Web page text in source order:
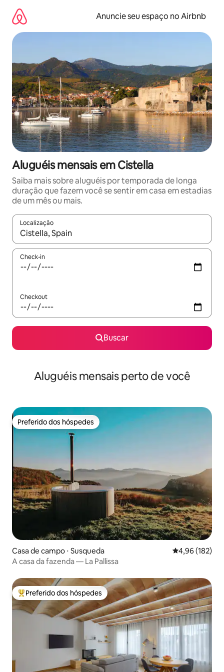
para
conteúdo
Anuncie seu espaço no Airbnb
Aluguéis mensais em Cistella
Saiba mais sobre aluguéis por temporada de longa
duração que fazem você se sentir em casa em estadias
de um mês ou mais.
Localização
Quando os resultados estiverem disponíveis, explore-os
Check-in
Checkout
Buscar
Aluguéis mensais perto de você
Preferido dos hóspedes
Preferido dos hóspedes
Casa de campo ⋅ Susqueda 4,96 de uma
4,96 (182)
A casa da fazenda — La Pallissa
Entre os melhores preferidos dos hóspedes
Preferido dos hóspedes